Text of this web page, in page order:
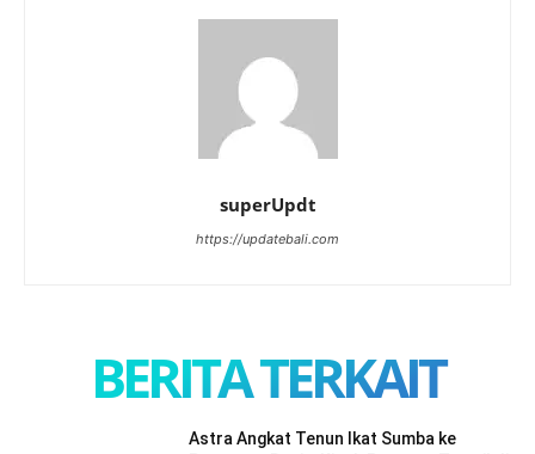
superUpdt
https://updatebali.com
BERITA TERKAIT
Astra Angkat Tenun Ikat Sumba ke